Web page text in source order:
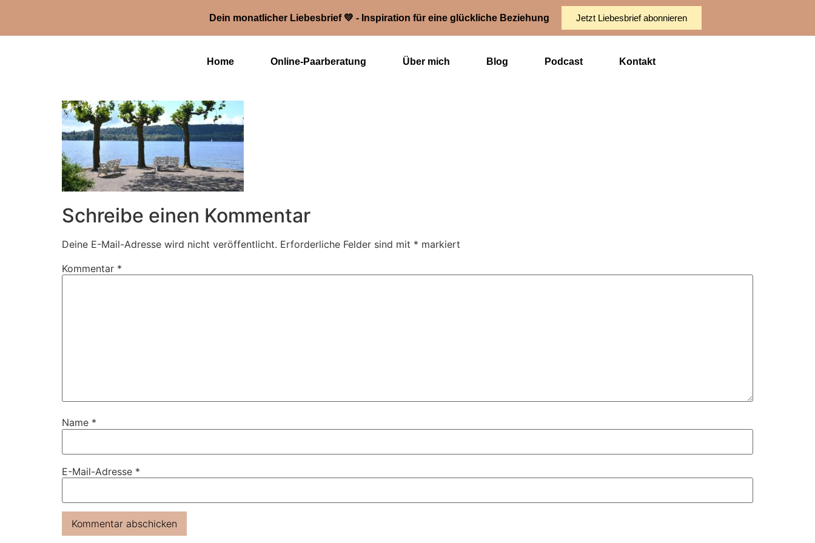
Dein monatlicher Liebesbrief 💛 - Inspiration für eine glückliche Beziehung Jetzt Liebesbrief abonnieren
Home Online-Paarberatung Über mich Blog Podcast Kontakt
Schreibe einen Kommentar
Deine E-Mail-Adresse wird nicht veröffentlicht. Erforderliche Felder sind mit * markiert
Kommentar *
Name *
E-Mail-Adresse *